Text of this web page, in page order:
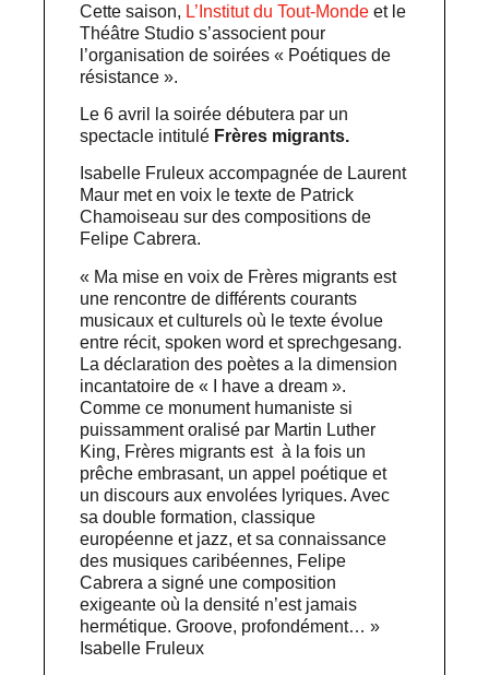
Cette saison, L’Institut du Tout-Monde et le
Théâtre Studio s’associent pour
l’organisation de soirées « Poétiques de
résistance ».
Le 6 avril la soirée débutera par un
spectacle intitulé Frères migrants.
Isabelle Fruleux accompagnée de Laurent
Maur met en voix le texte de Patrick
Chamoiseau sur des compositions de
Felipe Cabrera.
« Ma mise en voix de Frères migrants est
une rencontre de différents courants
musicaux et culturels où le texte évolue
entre récit, spoken word et sprechgesang.
La déclaration des poètes a la dimension
incantatoire de « I have a dream ».
Comme ce monument humaniste si
puissamment oralisé par Martin Luther
King, Frères migrants est à la fois un
prêche embrasant, un appel poétique et
un discours aux envolées lyriques. Avec
sa double formation, classique
européenne et jazz, et sa connaissance
des musiques caribéennes, Felipe
Cabrera a signé une composition
exigeante où la densité n’est jamais
hermétique. Groove, profondément… »
Isabelle Fruleux​